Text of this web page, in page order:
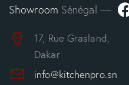
Showroom Sénégal —
17, Rue Grasland,
Dakar
info@kitchenpro.sn